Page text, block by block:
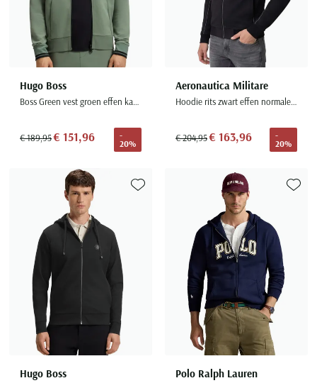
Hugo Boss
Boss Green vest groen effen katoen regular fit
€ 189,95€ 151,96
-
20%
Aeronautica Militare
Hoodie rits zwart effen normale fit
€ 204,95€ 163,96
-
20%
Hugo Boss
Toevoegen aan favorieten
Polo Ralph Lauren